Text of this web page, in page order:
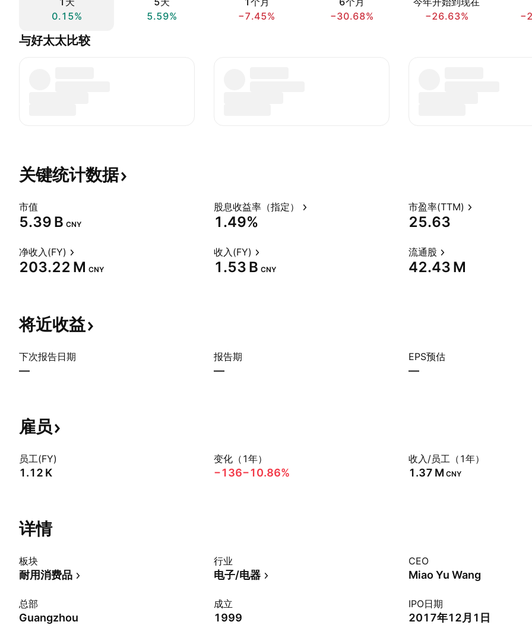
0.15%
5.59%
−7.45%
−30.68%
−26.63%
与好太太比较
关键统计数据
市值
‪5.39 B‬ CNY
股息收益率（指定）
1.49%
市盈率(TTM)
25.63
净收入(FY)
‪203.22 M‬ CNY
收入(FY)
‪1.53 B‬ CNY
流通股
‪42.43 M‬
将近收益
下次报告日期
—
报告期
—
EPS预估
—
雇员
员工(FY)
‪1.12 K‬
变化（1年）
−136−10.86%
收入/员工（1年）
‪1.37 M‬ CNY
详情
板块
耐用消费品
行业
电子/电器
CEO
Miao Yu Wang
总部
Guangzhou
成立
1999
IPO日期
2017年12月1日